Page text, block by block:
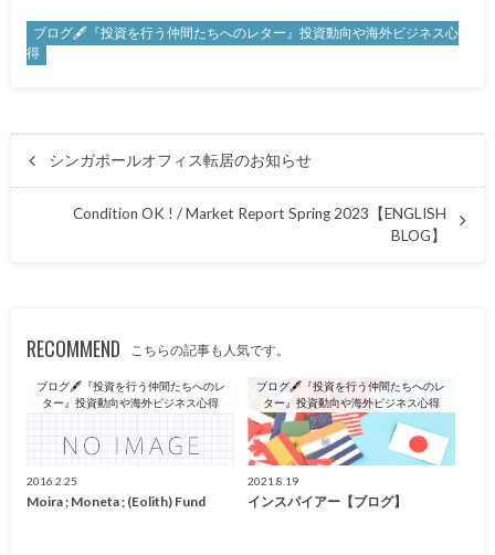
ブログ🖋『投資を行う仲間たちへのレター』投資動向や海外ビジネス心
得
シンガポールオフィス転居のお知らせ
Condition OK ! / Market Report Spring 2023【ENGLISH
BLOG】
RECOMMEND こちらの記事も人気です。
ブログ🖋『投資を行う仲間たちへのレ
ター』投資動向や海外ビジネス心得
2016.2.25
Moira ; Moneta ; (Eolith) Fund
ブログ🖋『投資を行う仲間たちへのレ
ター』投資動向や海外ビジネス心得
2021.8.19
インスパイアー【ブログ】